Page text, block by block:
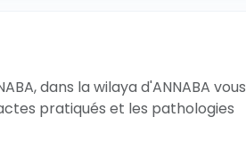
dans la wilaya d'ANNABA vous
pratiqués et les pathologies